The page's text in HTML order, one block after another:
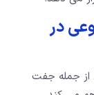
در
از جمله جفت